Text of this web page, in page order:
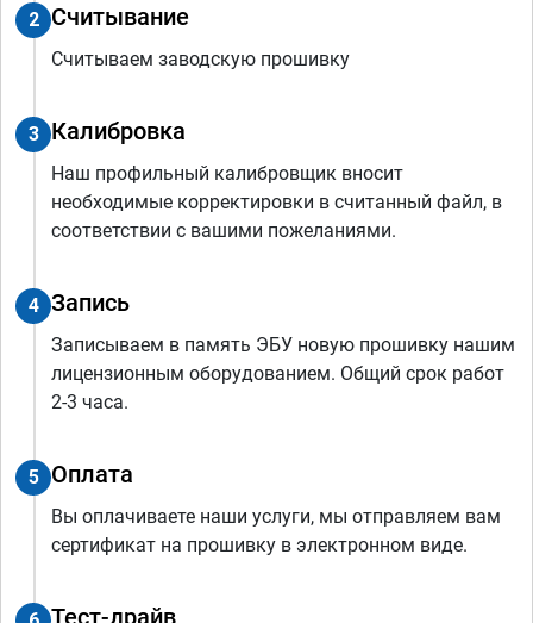
2 Считывание
Считываем заводскую прошивку
3 Калибровка
Наш профильный калибровщик вносит
необходимые корректировки в считанный файл, в
соответствии с вашими пожеланиями.
4 Запись
Записываем в память ЭБУ новую прошивку нашим
лицензионным оборудованием. Общий срок работ
2-3 часа.
5 Оплата
Вы оплачиваете наши услуги, мы отправляем вам
сертификат на прошивку в электронном виде.
Тест-драйв